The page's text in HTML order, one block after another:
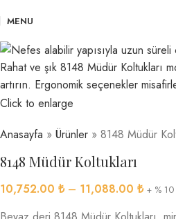
MENU
Click to enlarge
Anasayfa » Ürünler » 8148 Müdür
8148 Müdür Koltukları
10,752.00 ₺ – 11,088.00 ₺ + % 10